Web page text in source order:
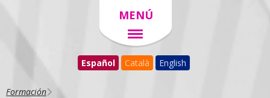
MENÚ
Español Català English
Formación